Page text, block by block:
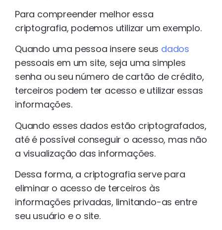
Para compreender melhor essa
criptografia, podemos utilizar um exemplo.
Quando uma pessoa insere seus dados
pessoais em um site, seja uma simples
senha ou seu número de cartão de crédito,
terceiros podem ter acesso e utilizar essas
informações.
Quando esses dados estão criptografados,
até é possível conseguir o acesso, mas não
a visualização das informações.
Dessa forma, a criptografia serve para
eliminar o acesso de terceiros às
informações privadas, limitando-as entre
seu usuário e o site.